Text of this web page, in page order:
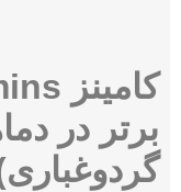
برتر در